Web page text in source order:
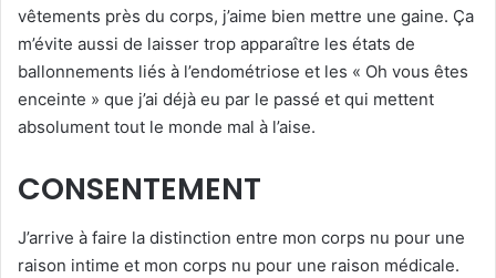
vêtements près du corps, j’aime bien mettre une gaine. Ça
m’évite aussi de laisser trop apparaître les états de
ballonnements liés à l’endométriose et les « Oh vous êtes
enceinte » que j’ai déjà eu par le passé et qui mettent
absolument tout le monde mal à l’aise.
CONSENTEMENT
J’arrive à faire la distinction entre mon corps nu pour une
raison intime et mon corps nu pour une raison médicale.